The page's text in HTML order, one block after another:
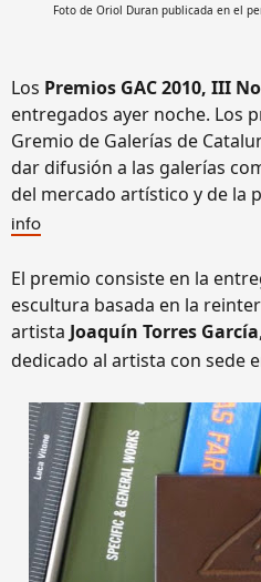
Foto de Oriol Duran publicada en el
Los Premios GAC 2010, III
entregados ayer noche. Los
Gremio de Galerías de
dar difusión a las galerías
del mercado artístico y de la
info
El premio consiste en la
escultura basada en la
artista Joaquín Torres García
dedicado al artista con sede